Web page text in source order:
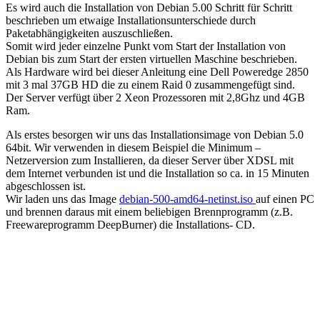
Es wird auch die Installation von Debian 5.00 Schritt für Schritt
beschrieben um etwaige Installationsunterschiede durch
Paketabhängigkeiten auszuschließen.
Somit wird jeder einzelne Punkt vom Start der Installation von
Debian bis zum Start der ersten virtuellen Maschine beschrieben.
Als Hardware wird bei dieser Anleitung eine Dell Poweredge 2850
mit 3 mal 37GB HD die zu einem Raid 0 zusammengefügt sind.
Der Server verfügt über 2 Xeon Prozessoren mit 2,8Ghz und 4GB
Ram.
Als erstes besorgen wir uns das Installationsimage von Debian 5.0
64bit. Wir verwenden in diesem Beispiel die Minimum –
Netzerversion zum Installieren, da dieser Server über XDSL mit
dem Internet verbunden ist und die Installation so ca. in 15 Minuten
abgeschlossen ist.
Wir laden uns das Image debian-500-amd64-netinst.iso auf einen PC
und brennen daraus mit einem beliebigen Brennprogramm (z.B.
Freewareprogramm DeepBurner) die Installations- CD.